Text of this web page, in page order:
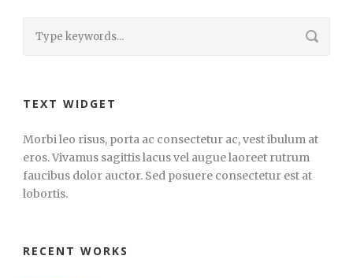
TEXT WIDGET
Morbi leo risus, porta ac consectetur ac, vest ibulum at
eros. Vivamus sagittis lacus vel augue laoreet rutrum
faucibus dolor auctor. Sed posuere consectetur est at
lobortis.
RECENT WORKS